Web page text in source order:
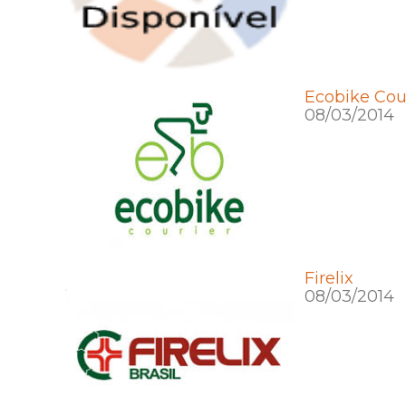
Ecobike
08/03/2014
Firelix
08/03/2014